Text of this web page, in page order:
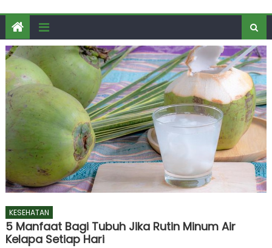
KESEHATAN
5 Manfaat Bagi Tubuh Jika Rutin Minum Air
Kelapa Setiap Hari